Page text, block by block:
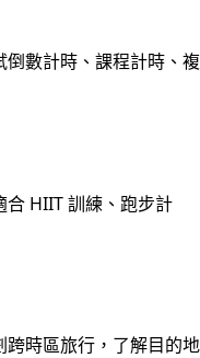
數計時、課程計時、複
HIIT 訓練、跑步計
時區旅行，了解目的地